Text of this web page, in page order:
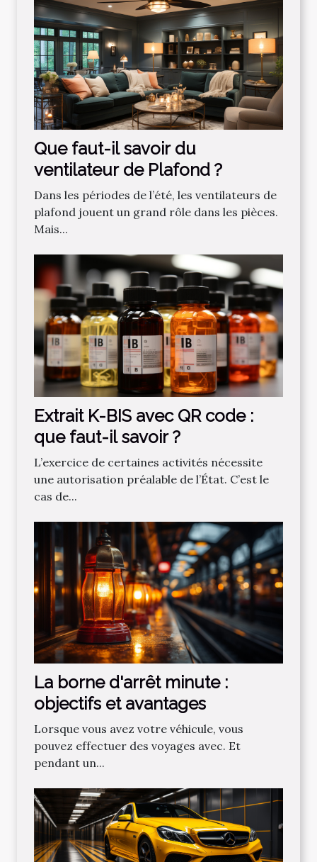
Que faut-il savoir du
ventilateur de Plafond ?
Dans les périodes de l’été, les ventilateurs de
plafond jouent un grand rôle dans les pièces.
Mais...
Extrait K-BIS avec QR code :
que faut-il savoir ?
L’exercice de certaines activités nécessite
une autorisation préalable de l’État. C’est le
cas de...
La borne d'arrêt minute :
objectifs et avantages
Lorsque vous avez votre véhicule, vous
pouvez effectuer des voyages avec. Et
pendant un...